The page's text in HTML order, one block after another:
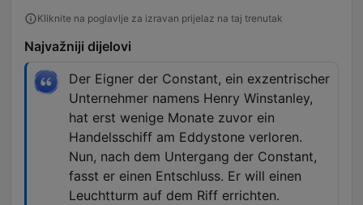
Kliknite na poglavlje za izravan prijelaz na taj trenutak
Najvažniji dijelovi
Der Eigner der Constant, ein exzentrischer
Unternehmer namens Henry Winstanley,
hat erst wenige Monate zuvor ein
Handelsschiff am Eddystone verloren.
Nun, nach dem Untergang der Constant,
fasst er einen Entschluss. Er will einen
Leuchtturm auf dem Riff errichten.